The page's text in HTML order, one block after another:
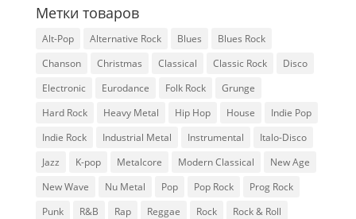
Метки товаров
Alt-Pop Alternative Rock Blues
Blues Rock
Chanson
Christmas Classical Classic Rock
Disco
Electronic
Eurodance Folk Rock
Grunge
Hard Rock
Heavy Metal Hip Hop House
Indie Pop
Indie Rock
Industrial Metal Instrumental
Italo-Disco
Jazz
K-pop Metalcore Modern Classical
New Age
New Wave
Nu Metal Pop Pop Rock
Prog Rock
Punk
R&B Rap Reggae Rock
Rock & Roll